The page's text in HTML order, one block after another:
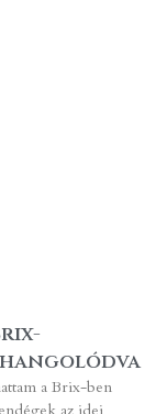
hangolódva
a Brix-ben